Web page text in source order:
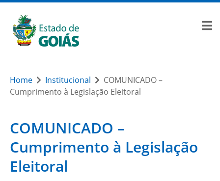
Home Institucional
COMUNICADO –
Cumprimento à Legislação Eleitoral
COMUNICADO –
Cumprimento à Legislação
Eleitoral